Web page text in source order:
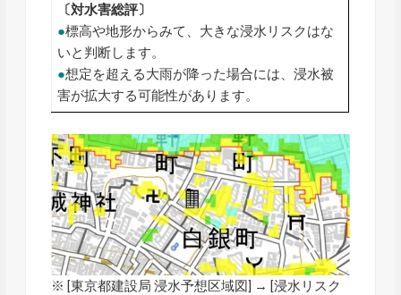
〔対水害総評〕
●標高や地形からみて、大きな浸水リスクはな
いと判断します。
●想定を超える大雨が降った場合には、浸水被
害が拡大する可能性があります。
※ [東京都建設局 浸水予想区域図] → [浸水リスク